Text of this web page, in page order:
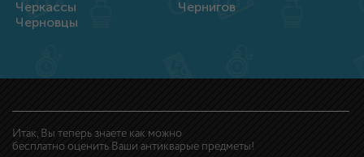
Черкассы
Чернигов
Черновцы
Итак, Вы теперь знаете как можно
бесплатно оценить Ваши антикварые предметы!